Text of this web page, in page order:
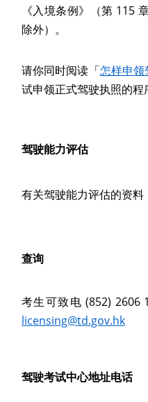
《入境条例》（第 115
除外）。
请你同时阅读「怎样申领
试申领正式驾驶执照的程
驾驶能力评估
有关驾驶能力评估的资料
查询
考生可致电 (852) 2606
licensing@td.gov.hk
驾驶考试中心地址电话